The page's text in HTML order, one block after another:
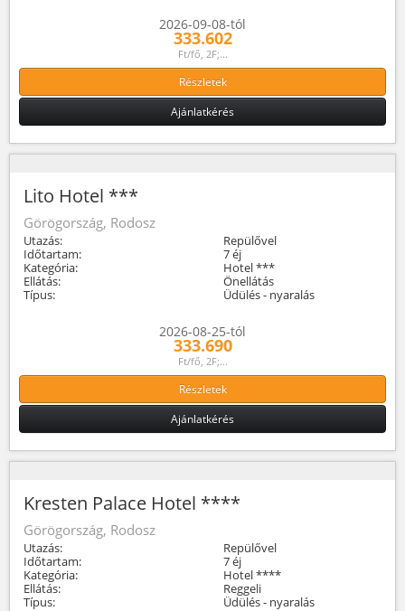
2026-09-08-tól
333.602
Ft/fő, 2F;...
Részletek
Ajánlatkérés
Lito Hotel ***
Görögország, Rodosz
Utazás:
Repülővel
Időtartam:
7 éj
Kategória:
Hotel ***
Ellátás:
Önellátás
Típus:
Üdülés - nyaralás
2026-08-25-tól
333.690
Ft/fő, 2F;...
Részletek
Ajánlatkérés
Kresten Palace Hotel ****
Görögország, Rodosz
Utazás:
Repülővel
Időtartam:
7 éj
Kategória:
Hotel ****
Ellátás:
Reggeli
Típus:
Üdülés - nyaralás